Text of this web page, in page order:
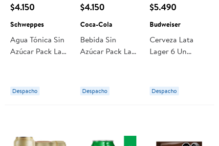
$4.150
Schweppes
Agua Tónica Sin
Azúcar Pack Lata
Despacho
$4.150
Coca-Cola
Bebida Sin
Azúcar Pack Lata
Despacho
$5.490
Budweiser
Cerveza Lata
Lager 6 Un
Despacho